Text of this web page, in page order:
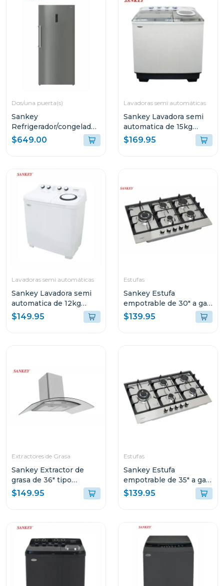
Dos/una puerta(s)
Sankey
Refrigerador/congelador
de 21.2cuft color acero
rfc22inv80
$649.00
Lavadoras semi automáticas
Sankey Lavadora semi
automatica de 15kg
blanca wm1576
$169.95
Lavadoras semi automáticas
Sankey Lavadora semi
automatica de 12kg
blanca wm1216
$149.95
Estufas
Sankey Estufa
empotrable de 30" a gas
5 quemadores gsh791
$139.95
Extractores de Grasa
Sankey Extractor de
grasa de 36" tipo
campana acero 9029scg
$149.95
Estufas
Sankey Estufa
empotrable de 35" a gas
5 quemadores 992scm
$139.95